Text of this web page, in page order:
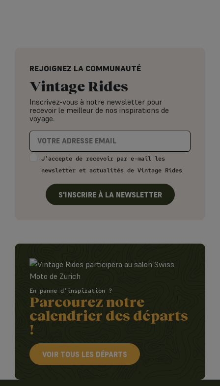
REJOIGNEZ LA COMMUNAUTÉ
Vintage Rides
Inscrivez-vous à notre newsletter pour
recevoir le meilleur de nos inspirations de
voyage.
J'accepte de recevoir par e-mail les
newsletter et actualités de Vintage Rides
S'INSCRIRE À LA NEWSLETTER
En panne d'inspiration ?
Parcourez notre
calendrier des départs
!
VOIR TOUS LES DÉPARTS